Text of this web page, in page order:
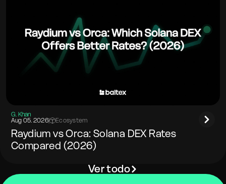
G. Khan
Aug 05. 2026| Ecosystem
Raydium vs Orca: Solana DEX Rates
Compared (2026)
Ver todo